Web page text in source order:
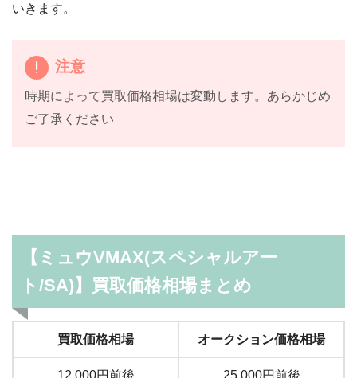
いきます。
注意
時期によって買取価格相場は変動します。あらかじめ
ご了承ください
【ミュウVMAX(スペシャルアー
ト/SA)】買取価格相場まとめ
買取価格相場 オークション価格相場